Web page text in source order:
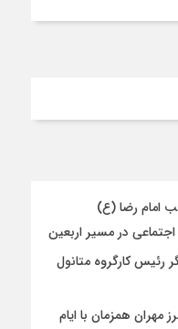
امام رضا (ع)
در مسیر اربعین
رئیس کارگروه متانول
همزمان با ایام